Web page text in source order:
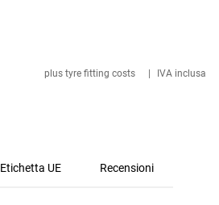
plus tyre fitting costs IVA inclusa
Etichetta UE Recensioni